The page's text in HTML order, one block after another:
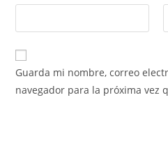
Guarda mi nombre, correo
navegador para la próxima vez